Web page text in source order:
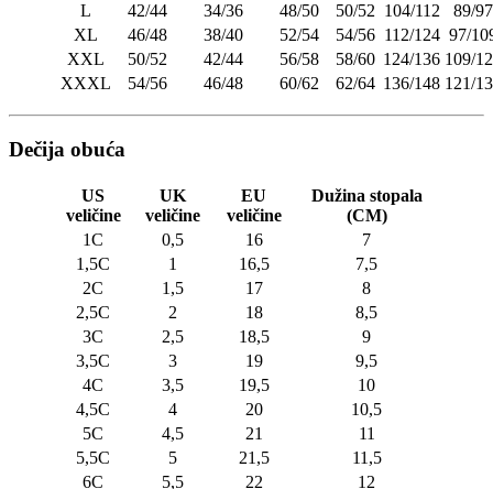
L
42/44 34/36 48/50 50/52 104/112
89/97
XL
46/48 38/40 52/54 54/56 112/124 97/
XXL
50/52 42/44 56/58 58/60 124/136 109/
XXXL
54/56 46/48 60/62 62/64 136/148 121/
Dečija obuća
US
veličine
UK
veličine
EU
veličine
Dužina stopala
(CM)
1C
0,5 16
7
1,5C
1 16,5
7,5
2C
1,5 17
8
2,5C
2 18
8,5
3C
2,5 18,5
9
3,5C
3 19
9,5
4C
3,5 19,5
10
4,5C
4 20
10,5
5C
4,5 21
11
5,5C
5 21,5
11,5
6C
5,5 22
12